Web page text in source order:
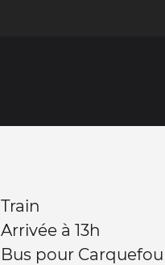
Train
Arrivée à 13h
Bus pour Carquefou